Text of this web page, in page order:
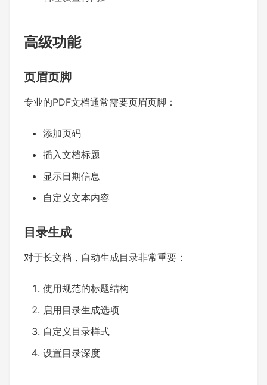
高级功能
页眉页脚
专业的PDF文档通常需要页眉页脚：
添加页码
插入文档标题
显示日期信息
自定义文本内容
目录生成
对于长文档，自动生成目录非常重要：
使用规范的标题结构
启用目录生成选项
自定义目录样式
设置目录深度